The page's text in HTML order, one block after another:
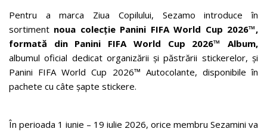
Pentru a marca Ziua Copilului, Sezamo introduce în
sortiment noua colecție Panini FIFA World Cup 2026™,
formată din Panini FIFA World Cup 2026™ Album,
albumul oficial dedicat organizării și păstrării stickerelor, și
Panini FIFA World Cup 2026™ Autocolante, disponibile în
pachete cu câte șapte stickere.
În perioada 1 iunie – 19 iulie 2026, orice membru Sezamini va